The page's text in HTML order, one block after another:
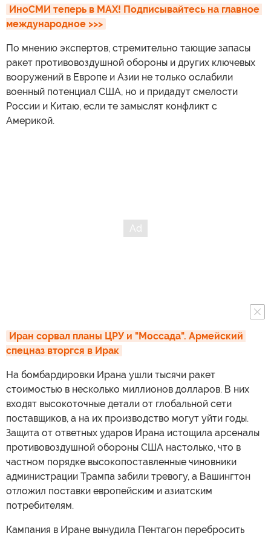
ИноСМИ теперь в MAX! Подписывайтесь на главное
международное >>>
По мнению экспертов, стремительно тающие запасы
ракет противовоздушной обороны и других ключевых
вооружений в Европе и Азии не только ослабили
военный потенциал США, но и придадут смелости
России и Китаю, если те замыслят конфликт с
Америкой.
Иран сорвал планы ЦРУ и "Моссада". Армейский
спецназ вторгся в Ирак
На бомбардировки Ирана ушли тысячи ракет
стоимостью в несколько миллионов долларов. В них
входят высокоточные детали от глобальной сети
поставщиков, а на их производство могут уйти годы.
Защита от ответных ударов Ирана истощила арсеналы
противовоздушной обороны США настолько, что в
частном порядке высокопоставленные чиновники
администрации Трампа забили тревогу, а Вашингтон
отложил поставки европейским и азиатским
потребителям.
Кампания в Иране вынудила Пентагон перебросить